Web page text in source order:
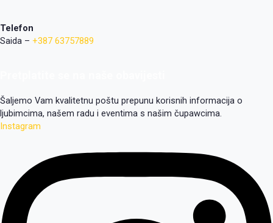
Telefon
Saida – +387 63757889
Šaljemo Vam kvalitetnu poštu prepunu korisnih informacija o
ljubimcima, našem radu i eventima s našim čupawcima.
Instagram